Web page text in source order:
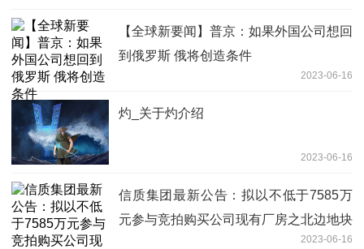
【全球新要闻】普京：如果外国公司想回
到俄罗斯 俄将创造条件
2023-06-16
灼_关于灼介绍
2023-06-16
信质集团最新公告：拟以不低于7585万
元参与竞拍购买公司现有厂房之北边地块
2023-06-16